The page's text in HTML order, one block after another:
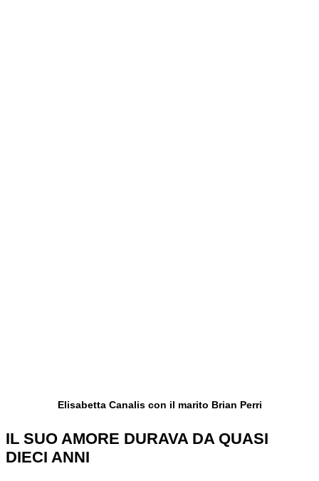
Elisabetta Canalis con il marito Brian Perri
IL SUO AMORE DURAVA DA QUASI
DIECI ANNI